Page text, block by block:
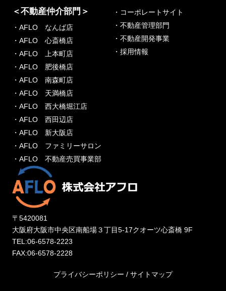
＜不動産仲介部門＞
・AFLO なんば店
・AFLO 心斎橋店
・AFLO 上本町店
・AFLO 肥後橋店
・AFLO 南森町店
・AFLO 天満橋店
・AFLO 西大橋堀江店
・AFLO 西田辺店
・AFLO 新大阪店
・AFLO ファミリーサロン
・AFLO 不動産売買事業部
・コーポレートサイト
・不動産管理部門
・不動産開発事業
・採用情報
〒5420081
大阪府大阪市中央区南船場３丁目5-17クオーツ心斎橋 9F
TEL:06-6578-2223
FAX:06-6578-2228
プライバシーポリシー / サイトマップ